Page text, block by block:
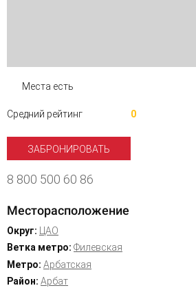
Места есть
Средний рейтинг 0
ЗАБРОНИРОВАТЬ
8 800 500 60 86
Месторасположение
Округ:
ЦАО
Ветка метро: Филевская
Метро: Арбатская
Район: Арбат